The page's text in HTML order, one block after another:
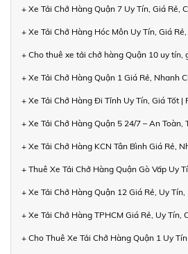
+ Xe Tải Chở Hàng Quận 7 Uy Tín, Giá Rẻ,
+ Xe Tải Chở Hàng Hóc Môn Uy Tín, Giá
+ Cho thuê xe tải chở hàng Quận 10 uy tín,
+ Xe Tải Chở Hàng Quận 1 Giá Rẻ, Nhanh
+ Xe Tải Chở Hàng Đi Tỉnh Uy Tín, Giá Tốt |
+ Xe Tải Chở Hàng Quận 5 24/7 – An
+ Xe Tải Chở Hàng KCN Tân Bình Giá Rẻ,
+ Thuê Xe Tải Chở Hàng Quận Gò Vấp Uy
+ Xe Tải Chở Hàng Quận 12 Giá Rẻ, Uy
+ Xe Tải Chở Hàng TPHCM Giá Rẻ, Uy Tín,
+ Cho Thuê Xe Tải Chở Hàng Quận 1 Uy